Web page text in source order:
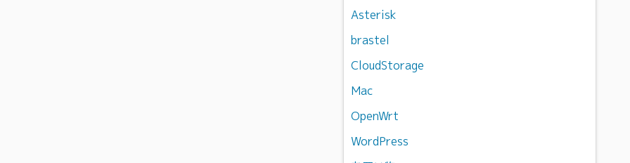
Asterisk
brastel
CloudStorage
Mac
OpenWrt
WordPress